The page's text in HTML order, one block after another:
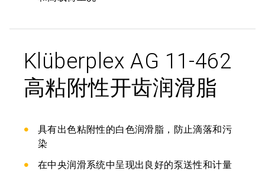
Klüberplex AG 11-462
高粘附性开齿润滑脂
具有出色粘附性的白色润滑脂，防止滴落和污
染
在中央润滑系统中呈现出良好的泵送性和计量